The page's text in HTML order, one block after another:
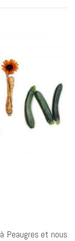
Peaugres et nous